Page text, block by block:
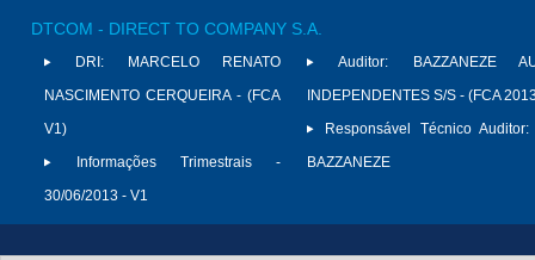
DTCOM - DIRECT TO COMPANY S.A.
DRI:
MARCELO RENATO
NASCIMENTO CERQUEIRA - (FCA
V1)
Informações Trimestrais -
30/06/2013 - V1
Auditor:
BAZZANEZE
INDEPENDENTES S/S - (FCA
Responsável Técnico Auditor:
BAZZANEZE